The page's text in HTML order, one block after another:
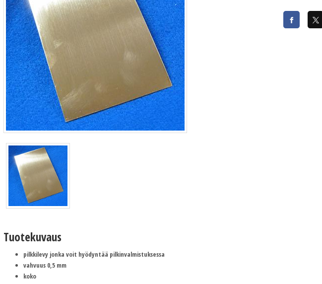
Tuotekuvaus
pilkkilevy jonka voit hyödyntää pilkinvalmistuksessa
vahvuus 0,5 mm
koko